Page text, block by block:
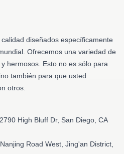
diseñados específicamente
Ofrecemos una variedad de
hermosos. Esto no es sólo para
también para que usted
otros.
High Bluff Dr, San Diego, CA
Road West, Jing'an District,